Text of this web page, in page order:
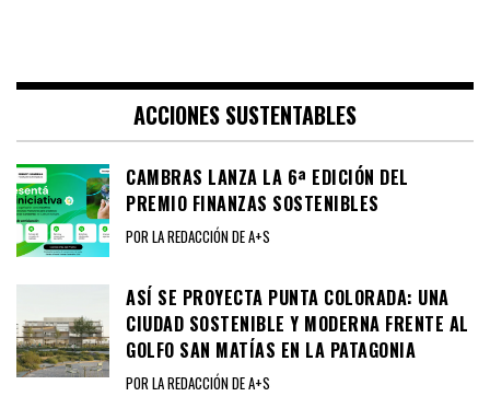
ACCIONES SUSTENTABLES
CAMBRAS LANZA LA 6ª EDICIÓN DEL
PREMIO FINANZAS SOSTENIBLES
POR LA REDACCIÓN DE A+S
ASÍ SE PROYECTA PUNTA COLORADA: UNA
CIUDAD SOSTENIBLE Y MODERNA FRENTE AL
GOLFO SAN MATÍAS EN LA PATAGONIA
POR LA REDACCIÓN DE A+S